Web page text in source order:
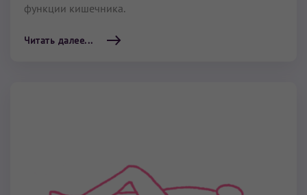
функции кишечника.
Читать далее...